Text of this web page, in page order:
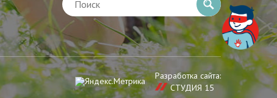
Разработка сайта:
СТУДИЯ 15